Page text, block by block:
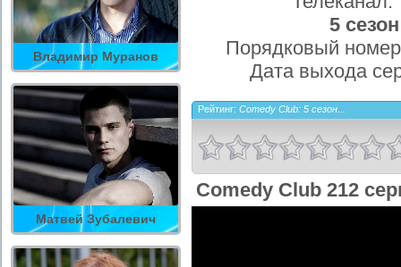
Владимир Муранов
Матвей Зубалевич
5 сезон
Порядковый
Дата выхода
Рейтинг: Comedy Club: 5 сезон...
Comedy Club 212